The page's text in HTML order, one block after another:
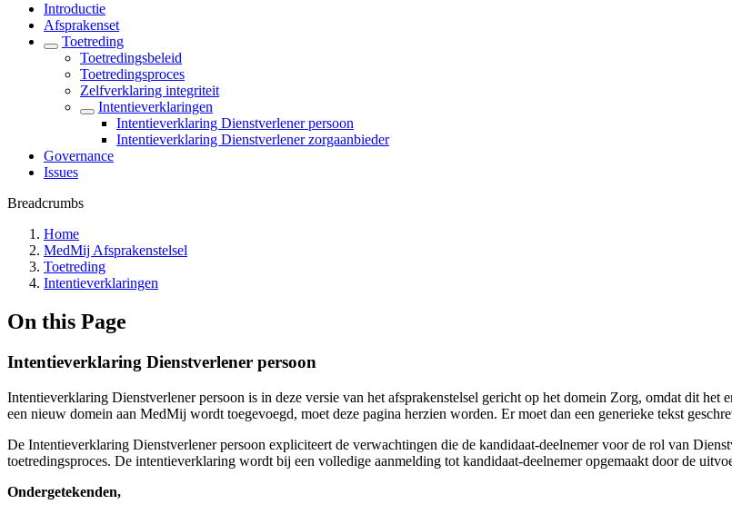
Introductie
Afsprakenset
Toetreding
Toetredingsbeleid
Toetredingsproces
Zelfverklaring integriteit
Intentieverklaringen
Intentieverklaring Dienstverlener persoon
Intentieverklaring Dienstverlener zorgaanbieder
Governance
Issues
Breadcrumbs
Home
MedMij Afsprakenstelsel
Toetreding
Intentieverklaringen
On this Page
Intentieverklaring Dienstverlener persoon
Intentieverklaring Dienstverlener persoon is in deze versie van het afsprakenstelsel gericht op het domein Zorg, omdat dit het
een nieuw domein aan MedMij wordt toegevoegd, moet deze pagina herzien worden. Er moet dan een generieke tekst
De Intentieverklaring Dienstverlener persoon expliciteert de verwachtingen die de kandidaat-deelnemer voor de rol van
toetredingsproces. De intentieverklaring wordt bij een volledige aanmelding tot kandidaat-deelnemer opgemaakt door de
Ondergetekenden,